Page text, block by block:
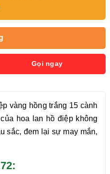
Gọi ngay
vàng hồng trắng 15 cành
hoa lan hồ điệp không
sắc, đem lại sự may mắn,